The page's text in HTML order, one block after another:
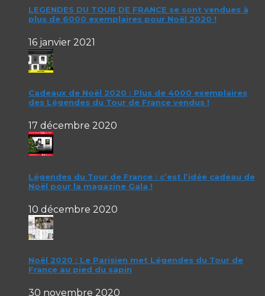
LEGENDES DU TOUR DE FRANCE se sont vendues à
plus de 6000 exemplaires pour Noël 2020 !
16 janvier 2021
Cadeaux de Noël 2020 : Plus de 4000 exemplaires
des Légendes du Tour de France vendus !
17 décembre 2020
Légendes du Tour de France : c’est l’idée cadeau de
Noël pour la magazine Gala !
10 décembre 2020
Noël 2020 : Le Parisien met Légendes du Tour de
France au pied du sapin
30 novembre 2020